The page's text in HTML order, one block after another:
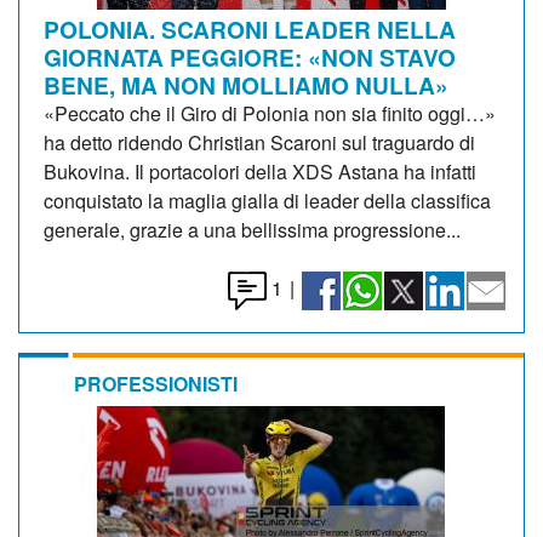
POLONIA. SCARONI LEADER NELLA
GIORNATA PEGGIORE: «NON STAVO
BENE, MA NON MOLLIAMO NULLA»
«Peccato che il Giro di Polonia non sia finito oggi…»
ha detto ridendo Christian Scaroni sul traguardo di
Bukovina. Il portacolori della XDS Astana ha infatti
conquistato la maglia gialla di leader della classifica
generale, grazie a una bellissima progressione...
1 |
PROFESSIONISTI